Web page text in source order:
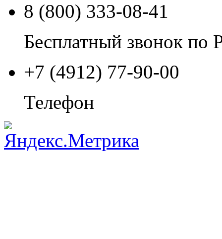
8 (800) 333-08-41
Бесплатный звонок по
+7 (4912) 77-90-00
Телефон